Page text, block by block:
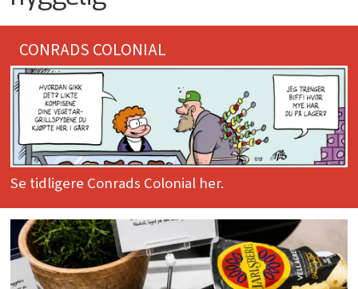
CONRADS COLONIAL
Se tidligere Conrads Colonial her.